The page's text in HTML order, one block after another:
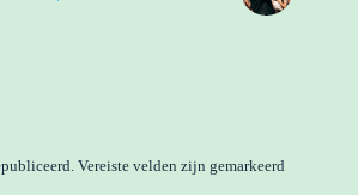
Vereiste velden zijn gemarkeerd